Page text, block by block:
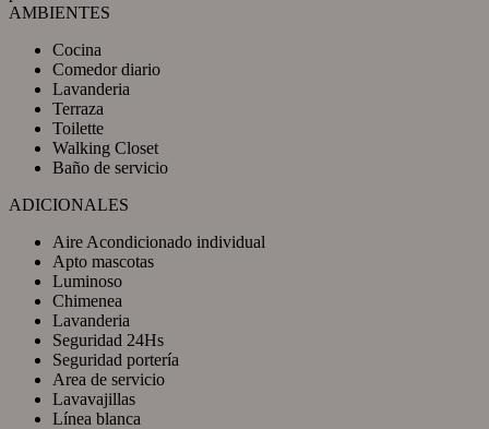
AMBIENTES
Cocina
Comedor diario
Lavanderia
Terraza
Toilette
Walking Closet
Baño de servicio
ADICIONALES
Aire Acondicionado individual
Apto mascotas
Luminoso
Chimenea
Lavanderia
Seguridad 24Hs
Seguridad portería
Area de servicio
Lavavajillas
Línea blanca